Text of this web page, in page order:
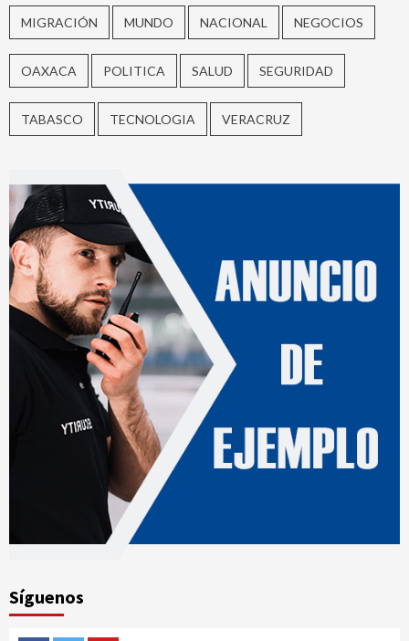
MIGRACIÓN MUNDO NACIONAL NEGOCIOS
OAXACA POLITICA SALUD SEGURIDAD
TABASCO TECNOLOGIA VERACRUZ
Síguenos